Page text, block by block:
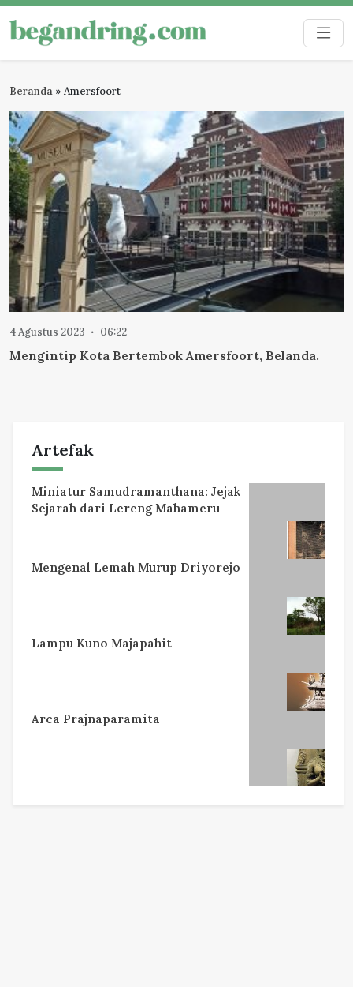
Skip
to
content
Begandring
Menjaga ingatan untuk masa depan
Beranda » Amersfoort
4 Agustus 2023 06:22
Mengintip Kota Bertembok Amersfoort, Belanda.
Artefak
Miniatur Samudramanthana: Jejak
Sejarah dari Lereng Mahameru
Mengenal Lemah Murup Driyorejo
Lampu Kuno Majapahit
Arca Prajnaparamita